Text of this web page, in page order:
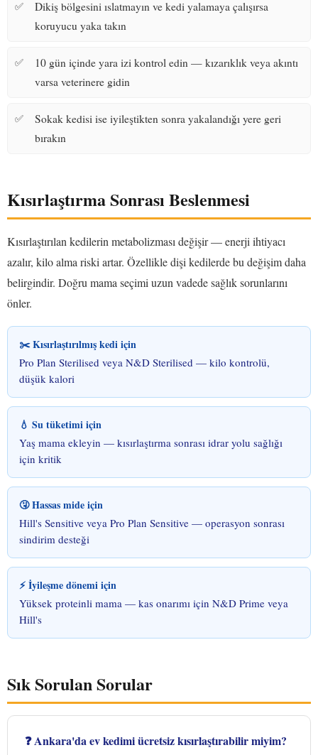
Dikiş bölgesini ıslatmayın ve kedi yalamaya çalışırsa
koruyucu yaka takın
10 gün içinde yara izi kontrol edin — kızarıklık veya akıntı
varsa veterinere gidin
Sokak kedisi ise iyileştikten sonra yakalandığı yere geri
bırakın
Kısırlaştırma Sonrası Beslenmesi
Kısırlaştırılan kedilerin metabolizması değişir — enerji ihtiyacı
azalır, kilo alma riski artar. Özellikle dişi kedilerde bu değişim daha
belirgindir. Doğru mama seçimi uzun vadede sağlık sorunlarını
önler.
✂️ Kısırlaştırılmış kedi için
Pro Plan Sterilised veya N&D Sterilised — kilo kontrolü,
düşük kalori
💧 Su tüketimi için
Yaş mama ekleyin — kısırlaştırma sonrası idrar yolu sağlığı
için kritik
🤧 Hassas mide için
Hill's Sensitive veya Pro Plan Sensitive — operasyon sonrası
sindirim desteği
⚡ İyileşme dönemi için
Yüksek proteinli mama — kas onarımı için N&D Prime veya
Hill's
Sık Sorulan Sorular
❓ Ankara'da ev kedimi ücretsiz kısırlaştırabilir miyim?